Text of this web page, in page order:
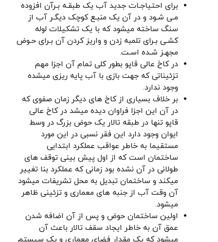
برای احتیاجـات جدید آب یک طبقـه بـرآن افزوده
مـی شـود و در آن یک منبـع کوچک دیگـر آب از
سنگ ساخته میشود که با یک تشکیلات لوله
کشـی بـرای تلمبه زدن و واریز کردن آن بـرای حـوض
مجهـز شـده اسـت.
در کاخ عالی قاپو بطور کلی تمام آن اجزا مهم
تزئیناتی که جهت بازی با آب پایه ریزی میشده
وجود ندارد.
بر خلاف بسیاری از کاخ های دیگر زمان صفوی که
در آن این اجزا فراوان دیده میشد در کاخ عالی
قاپو تنها در طبقه تالار یک حوض بزرگ در وسط
ایوان وجود دارد این فقر نسبی در این مورد
مستقیما به خاطر عواقب عملکرد ابتدایی
ساختمان است که از اول پیش بینی توقف های
طولانی در آن نشده بود زمانی که عملکرد بنا تغییر
میکند و ساختمان تبدیل به محل تشریفات میشود
آن وقت آب از جنبه های معماری و تزئینی ظاهر
میشود.
اولین ساختمان حوض و پس از آن اضافه شدن
عمق آن به خاطر ایجاد سقف تالار باعث آن
میشود که یک مقدار فضای معماری و یک سیستم